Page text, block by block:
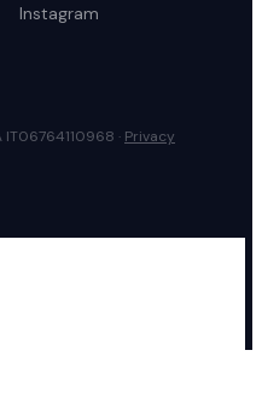
Instagram
IT06764110968 · Privacy